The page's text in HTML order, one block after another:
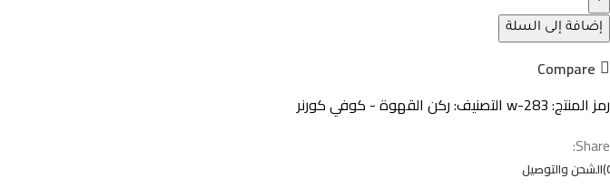
إضافة إلى السلة
Compare
رمز المنتج:w-283 التصنيف:ركن القهوة - كوفي كورنر
Share:
الشحن والتوصيل